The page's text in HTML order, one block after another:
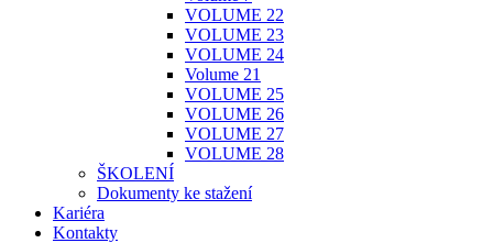
VOLUME 22
VOLUME 23
VOLUME 24
Volume 21
VOLUME 25
VOLUME 26
VOLUME 27
VOLUME 28
ŠKOLENÍ
Dokumenty ke stažení
Kariéra
Kontakty